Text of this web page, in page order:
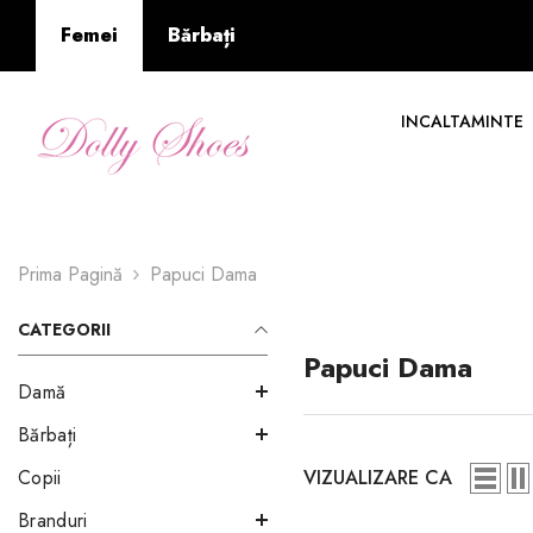
Femei Bărbați
INCALTAMINTE
Prima Pagină Papuci Dama
CATEGORII
Damă
Bărbați
Copii
Branduri
Papuci Dama
VIZUALIZARE CA